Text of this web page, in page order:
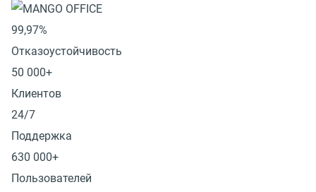
99,97%
Отказоустойчивость
50 000+
Клиентов
24/7
Поддержка
630 000+
Пользователей